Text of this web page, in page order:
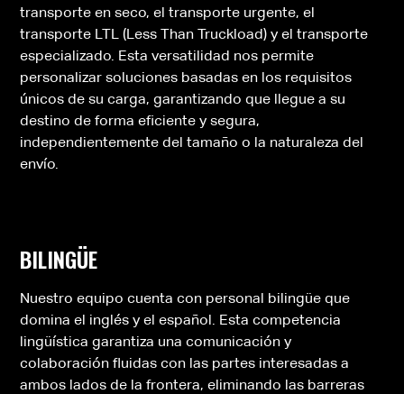
transporte en seco, el transporte urgente, el
transporte LTL (Less Than Truckload) y el transporte
especializado. Esta versatilidad nos permite
personalizar soluciones basadas en los requisitos
únicos de su carga, garantizando que llegue a su
destino de forma eficiente y segura,
independientemente del tamaño o la naturaleza del
envío.
BILINGÜE
Nuestro equipo cuenta con personal bilingüe que
domina el inglés y el español. Esta competencia
lingüística garantiza una comunicación y
colaboración fluidas con las partes interesadas a
ambos lados de la frontera, eliminando las barreras